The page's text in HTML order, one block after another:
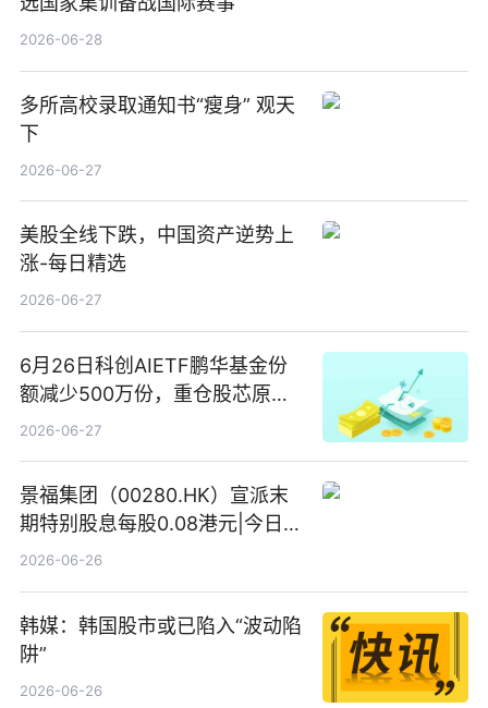
2026-06-28
多所高校录取通知书“瘦身” 观天
下
2026-06-27
美股全线下跌，中国资产逆势上
涨-每日精选
2026-06-27
6月26日科创AIETF鹏华基金份
额减少500万份，重仓股芯原股
份、寒武纪、澜起科技 观速讯
2026-06-27
景福集团（00280.HK）宣派末
期特别股息每股0.08港元|今日快
看
2026-06-26
韩媒：韩国股市或已陷入“波动陷
阱”
2026-06-26